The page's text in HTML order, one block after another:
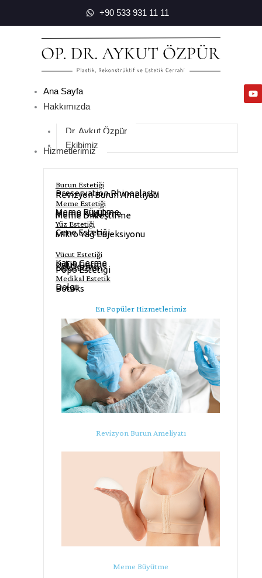
+90 533 931 11 11
Ana Sayfa
Hakkımızda
Dr. Aykut Özpür
Ekibimiz
Hizmetlerimiz
Burun Estetiği
Preservation Rhinoplasty
Revizyon Burun Ameliyatı
Meme Estetiği
Meme Büyütme
Meme Küçültme
Meme Dikleştirme
Yüz Estetiği
Çene Estetiği
Mikro Yağ Enjeksiyonu
Vücut Estetiği
Karın Germe
Uyluk Germe
Kol Germe
Liposuction
Popo Estetiği
Medikal Estetik
Dolgu
Botoks
En Popüler Hizmetlerimiz
Revizyon Burun Ameliyatı
Meme Büyütme